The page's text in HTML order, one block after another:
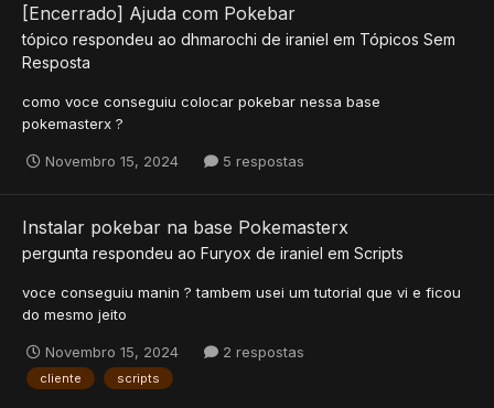
[Encerrado] Ajuda com Pokebar
tópico respondeu ao dhmarochi de iraniel em Tópicos Sem
Resposta
como voce conseguiu colocar pokebar nessa base
pokemasterx ?
Novembro 15, 2024 5 respostas
Instalar pokebar na base Pokemasterx
pergunta respondeu ao Furyox de iraniel em Scripts
voce conseguiu manin ? tambem usei um tutorial que vi e ficou
do mesmo jeito
Novembro 15, 2024 2 respostas
cliente scripts